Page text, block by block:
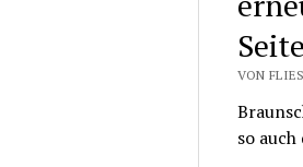
VON
so